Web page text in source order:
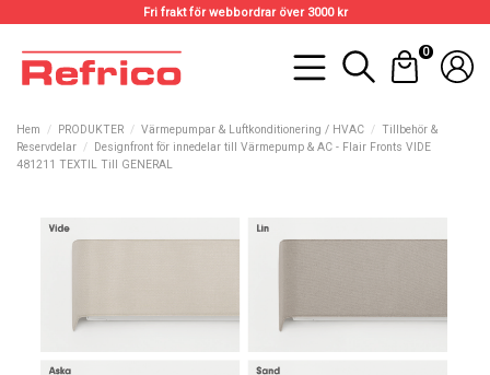
Fri frakt för webbordrar över 3000 kr
0
Hem PRODUKTER Värmepumpar & Luftkonditionering / HVAC
Tillbehör &
Reservdelar
Designfront för innedelar till Värmepump & AC - Flair Fronts VIDE
481211 TEXTIL Till GENERAL